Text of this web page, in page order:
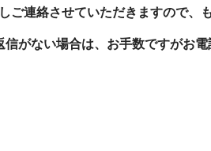
ご連絡させていただきますので、
がない場合は、お手数ですがお電